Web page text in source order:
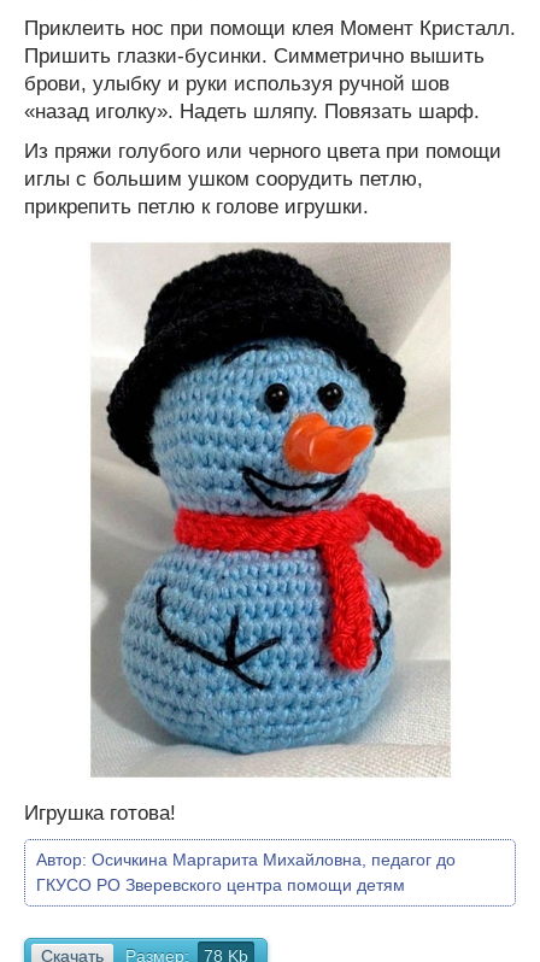
Приклеить нос при помощи клея Момент Кристалл.
Пришить глазки-бусинки. Симметрично вышить
брови, улыбку и руки используя ручной шов
«назад иголку». Надеть шляпу. Повязать шарф.
Из пряжи голубого или черного цвета при помощи
иглы с большим ушком соорудить петлю,
прикрепить петлю к голове игрушки.
Игрушка готова!
Автор: Осичкина Маргарита Михайловна, педагог до
ГКУСО РО Зверевского центра помощи детям
Скачать Размер: 78 Kb